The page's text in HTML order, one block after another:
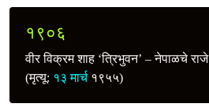
१९०६
वीर विक्रम शाह ‘त्रिभुवन’ – नेपाळचे राजे
(मृत्यू: १३ मार्च १९५५)